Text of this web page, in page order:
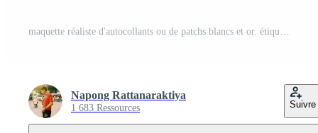
Napong Rattanaraktiya
1 683 Ressources Suivre